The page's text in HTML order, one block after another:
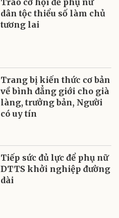
Trao cơ hội để phụ nữ
dân tộc thiểu số làm chủ
tương lai
Trang bị kiến thức cơ bản
về bình đẳng giới cho già
làng, trưởng bản, Người
có uy tín
Tiếp sức đủ lực để phụ nữ
DTTS khởi nghiệp đường
dài